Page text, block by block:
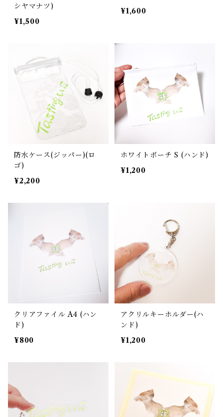
シヤマナツ)
¥1,500
¥1,600
防水ケース(ジッパー)(ロ
ゴ)
¥2,200
ホワイトポーチ S (ハンド)
¥1,200
クリアファイル A4 (ハン
ド)
¥800
アクリルキーホルダー(ハ
ンド)
¥1,200